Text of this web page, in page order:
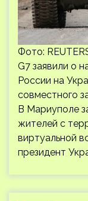
Фото:
G7 заявили о
России на
совместного
В Мариуполе
жителей с
виртуальной
президент